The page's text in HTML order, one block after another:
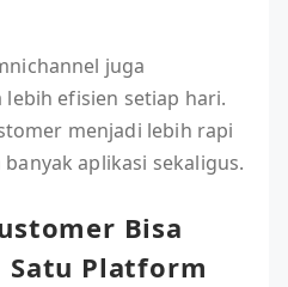
juga
efisien setiap hari.
menjadi lebih rapi
aplikasi sekaligus.
Bisa
Satu Platform